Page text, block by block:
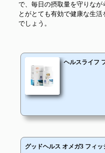
で、毎日の摂取量を守りな
とがとても有効で健康な生
でしょう。
ヘルスライフ
グッドヘルス オメガ3 フィ